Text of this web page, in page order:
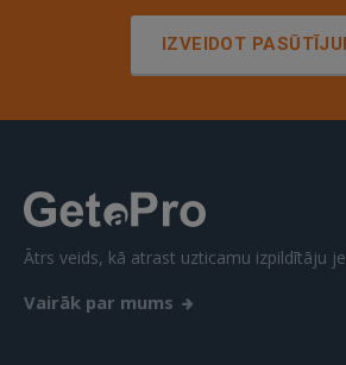
IZVEIDOT
Ātrs veids, kā atrast uzticamu izpildītāju
Vairāk par mums